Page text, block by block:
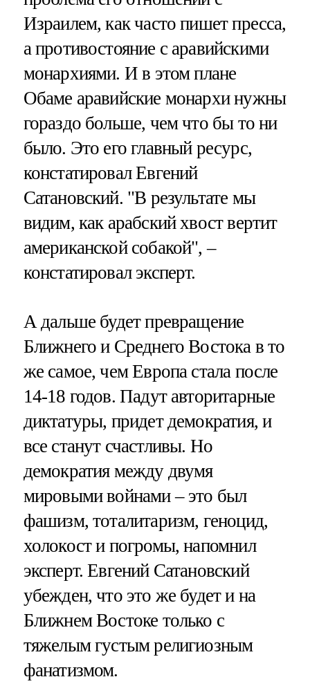
Израилем, как часто пишет пресса,
а противостояние с аравийскими
монархиями. И в этом плане
Обаме аравийские монархи нужны
гораздо больше, чем что бы то ни
было. Это его главный ресурс,
констатировал Евгений
Сатановский. "В результате мы
видим, как арабский хвост вертит
американской собакой", –
констатировал эксперт.
А дальше будет превращение
Ближнего и Среднего Востока в то
же самое, чем Европа стала после
14-18 годов. Падут авторитарные
диктатуры, придет демократия, и
все станут счастливы. Но
демократия между двумя
мировыми войнами – это был
фашизм, тоталитаризм, геноцид,
холокост и погромы, напомнил
эксперт. Евгений Сатановский
убежден, что это же будет и на
Ближнем Востоке только с
тяжелым густым религиозным
фанатизмом.